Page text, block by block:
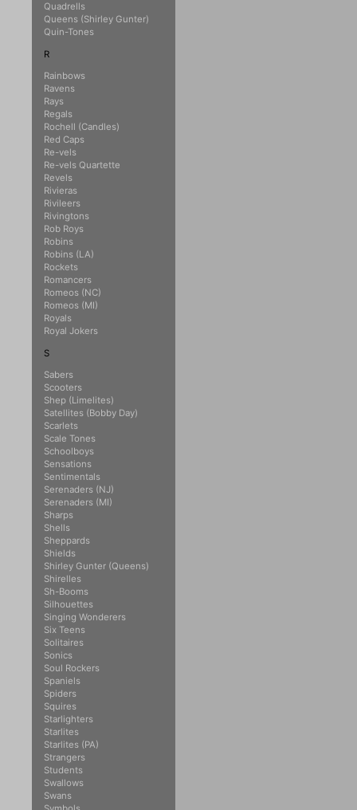
Quadrells
Queens (Shirley Gunter)
Quin-Tones
R
Rainbows
Ravens
Rays
Regals
Rochell (Candles)
Red Caps
Re-vels
Re-vels Quartette
Revels
Rivieras
Rivileers
Rivingtons
Rob Roys
Robins
Robins (LA)
Rockets
Romancers
Romeos (NC)
Romeos (MI)
Royals
Royal Jokers
S
Sabers
Scooters
Shep (Limelites)
Satellites (Bobby Day)
Scarlets
Scale Tones
Schoolboys
Sensations
Sentimentals
Serenaders (NJ)
Serenaders (MI)
Sharps
Shells
Sheppards
Shields
Shirley Gunter (Queens)
Shirelles
Sh-Booms
Silhouettes
Singing Wonderers
Six Teens
Solitaires
Sonics
Soul Rockers
Spaniels
Spiders
Squires
Starlighters
Starlites
Starlites (PA)
Strangers
Students
Swallows
Swans